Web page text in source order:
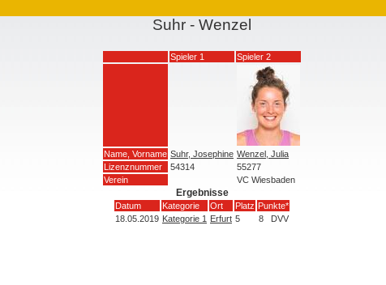
Suhr - Wenzel
Spieler 1 Spieler 2
Name, Vorname Suhr, Josephine Wenzel, Julia
Lizenznummer
54314
55277
Verein
VC Wiesbaden
Ergebnisse
Datum Kategorie Ort Platz Punkte*
18.05.2019 Kategorie 1 Erfurt 5 8 DVV